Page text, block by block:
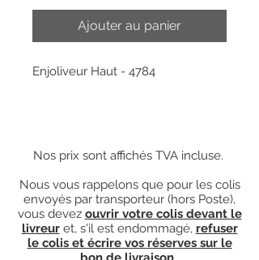
Ajouter au panier
Enjoliveur Haut - 4784
Nos prix sont affichés TVA incluse.
Nous vous rappelons que pour les colis
envoyés par transporteur (hors Poste),
vous devez ouvrir votre colis devant le
livreuret, s'il est endommagé, refuser
le colis et écrire vos réserves sur le